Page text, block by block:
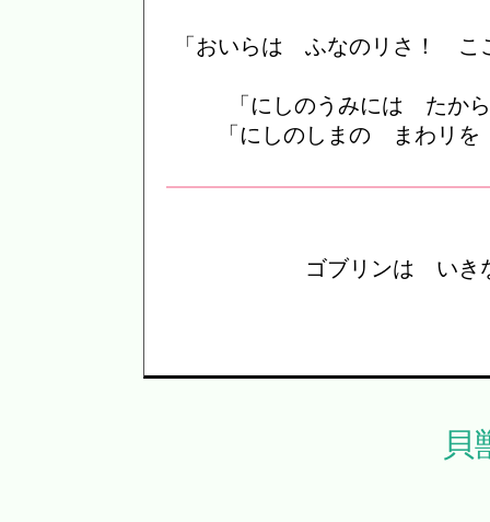
「おいらは ふなのリさ！
「にしのうみには たか
「にしのしまの まわリ
ゴブリンは いき
貝